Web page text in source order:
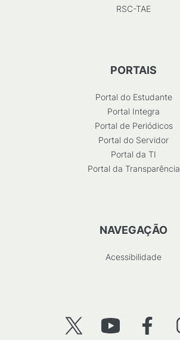
RSC-TAE
PORTAIS
Portal do Estudante
Portal Integra
Portal de Periódicos
Portal do Servidor
Portal da TI
Portal da Transparência
NAVEGAÇÃO
Acessibilidade